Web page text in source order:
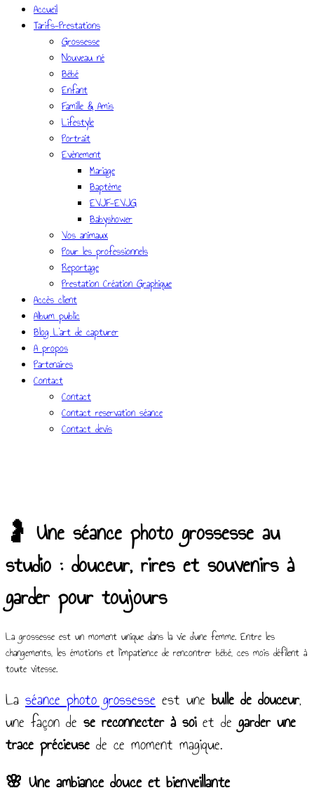
Accueil
Tarifs-Prestations
Grossesse
Nouveau né
Bébé
Enfant
Famille & Amis
Lifestyle
Portrait
Evènement
Mariage
Baptème
EVJF-EVJG
Babyshower
Vos animaux
Pour les professionnels
Reportage
Prestation Création Graphique
Accès client
Album public
Blog L’art de capturer
A propos
Partenaires
Contact
Contact
Contact reservation séance
Contact devis
🤰 Une séance photo grossesse au
studio : douceur, rires et souvenirs à
garder pour toujours
La grossesse est un moment unique dans la vie d’une femme. Entre les
changements, les émotions et l’impatience de rencontrer bébé, ces mois défilent à
toute vitesse.
La séance photo grossesse est une bulle de douceur,
une façon de se reconnecter à soiet de garder une
trace précieuse de ce moment magique.
🌸 Une ambiance douce et bienveillante